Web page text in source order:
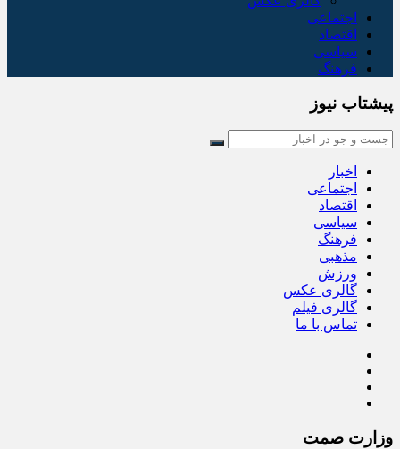
اجتماعی
اقتصاد
سیاسی
فرهنگ
پیشتاب نیوز
اخبار
اجتماعی
اقتصاد
سیاسی
فرهنگ
مذهبی
ورزش
گالری عکس
گالری فیلم
تماس با ما
وزارت صمت